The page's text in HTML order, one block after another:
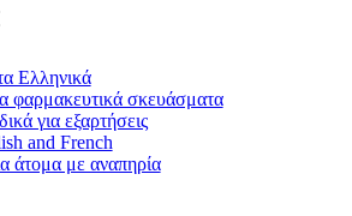
Ελληνικά
φαρμακευτικά σκευάσματα
για εξαρτήσεις
and French
άτομα με αναπηρία